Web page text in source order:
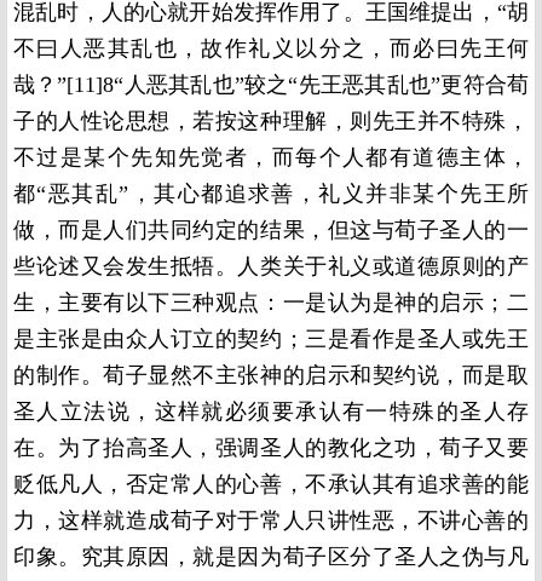
混乱时，人的心就开始发挥作用了。王国维提出，“胡
不曰人恶其乱也，故作礼义以分之，而必曰先王何
哉？”[11]8“人恶其乱也”较之“先王恶其乱也”更符合荀
子的人性论思想，若按这种理解，则先王并不特殊，
不过是某个先知先觉者，而每个人都有道德主体，
都“恶其乱”，其心都追求善，礼义并非某个先王所
做，而是人们共同约定的结果，但这与荀子圣人的一
些论述又会发生抵牾。人类关于礼义或道德原则的产
生，主要有以下三种观点：一是认为是神的启示；二
是主张是由众人订立的契约；三是看作是圣人或先王
的制作。荀子显然不主张神的启示和契约说，而是取
圣人立法说，这样就必须要承认有一特殊的圣人存
在。为了抬高圣人，强调圣人的教化之功，荀子又要
贬低凡人，否定常人的心善，不承认其有追求善的能
力，这样就造成荀子对于常人只讲性恶，不讲心善的
印象。究其原因，就是因为荀子区分了圣人之伪与凡